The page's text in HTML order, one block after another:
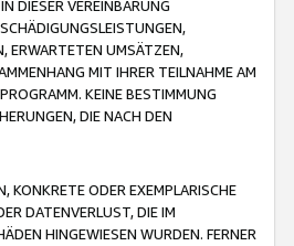
DIESER VEREINBARUNG
ERWARTETEN UMSÄTZEN,
MIT IHRER TEILNAHME AM
KEINE BESTIMMUNG
DIE NACH DEN
KONKRETE ODER EXEMPLARISCHE
DATENVERLUST, DIE IM
HINGEWIESEN WURDEN. FERNER